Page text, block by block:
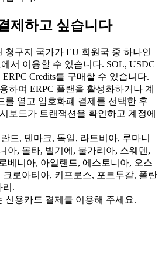
제하고 싶습니다
청구지 국가가 EU 회원국 중 하나인
서 이용할 수 있습니다. SOL, USDC
Credits를 구매할 수 있습니다.
하여 ERPC 플랜을 활성화하거나 계
를 열고 암호화폐 결제를 선택한 후
보드가 트랜잭션을 확인하고 계정에
드, 덴마크, 독일, 라트비아, 루마니
아, 몰타, 벨기에, 불가리아, 스웨덴,
베니아, 아일랜드, 에스토니아, 오스
크로아티아, 키프로스, 포르투갈, 폴란
리.
신용카드 결제를 이용해 주세요.